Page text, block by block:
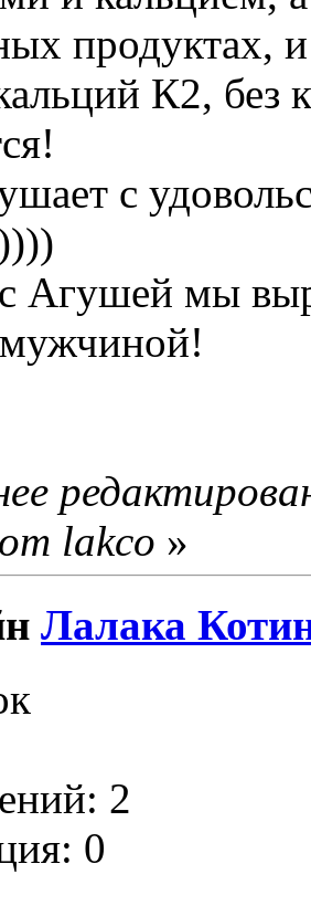
продуктах,
К2, без
с
Агушей мы
lakco »
Лалака
2
0